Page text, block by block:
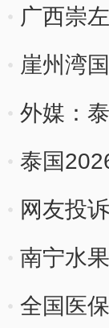
动仪式
广西崇
崖州湾
外媒：
泰国
网友投
南宁水
全国医